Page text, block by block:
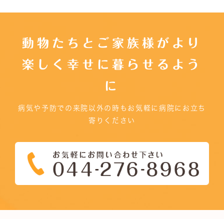
動物たちとご家族様がより
楽しく幸せに暮らせるよう
に
病気や予防での来院以外の時もお気軽に病院にお立ち
寄りください